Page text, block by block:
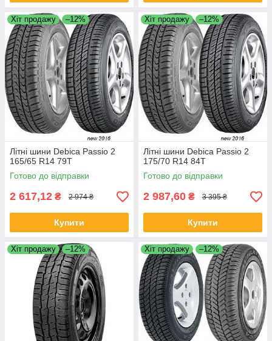
Хіт продажу –12%
Літні шини Debica Passio 2
165/65 R14 79T
Готово до відправки
2 617,12 ₴ 2 974 ₴
Купити
Хіт продажу –12%
Літні шини Debica Passio 2
175/70 R14 84T
Готово до відправки
2 987,60 ₴ 3 395 ₴
Купити
Хіт продажу –12% Хіт продажу –12%